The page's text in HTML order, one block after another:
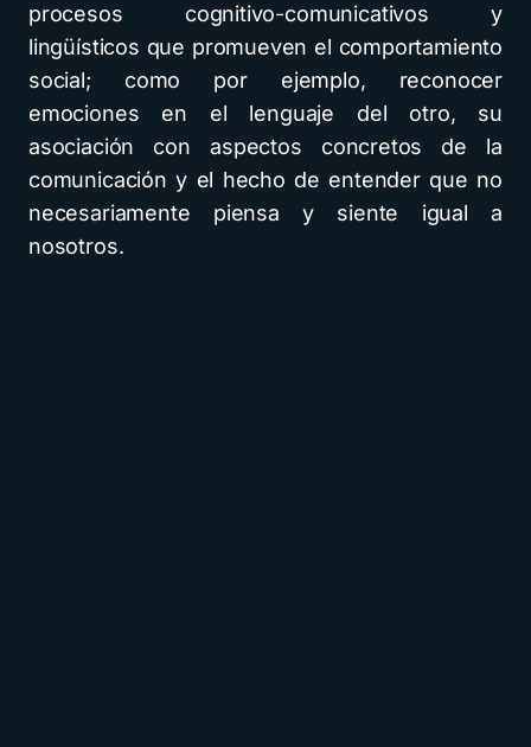
procesos cognitivo-comunicativos y
lingüísticos que promueven el comportamiento
social; como por ejemplo, reconocer
emociones en el lenguaje del otro, su
asociación con aspectos concretos de la
comunicación y el hecho de entender que no
necesariamente piensa y siente igual a
nosotros.